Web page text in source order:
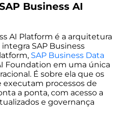
Business AI
AI Platform é a arquitetura
SAP Business
SAP Business Data
Foundation em uma única
É sobre ela que os
executam processos de
a ponta, com acesso a
e governança